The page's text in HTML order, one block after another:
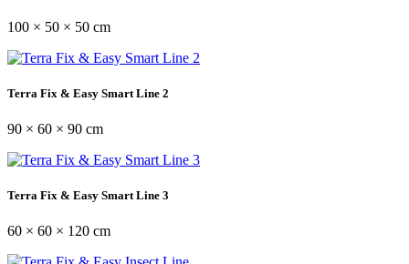
100 × 50 × 50 cm
Terra Fix & Easy Smart Line 2
90 × 60 × 90 cm
Terra Fix & Easy Smart Line 3
60 × 60 × 120 cm